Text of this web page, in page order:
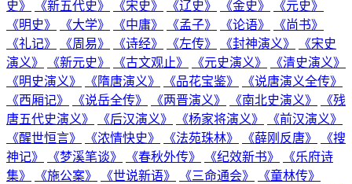
史》
《新五代史》 《宋史》 《辽史》 《金史》
《元史》
《明史》
《大学》 《中庸》 《孟子》 《论语》
《尚书》
《礼记》
《周易》 《诗经》 《左传》 《封神演义》
《宋史
演义》
《新元史》 《古文观止》 《元史演义》
《清史演义》
《明史演义》
《隋唐演义》 《品花宝鉴》
《说唐演义全传》
《西厢记》
《说岳全传》 《两晋演义》 《南北史演义》
《残
唐五代史演义》
《后汉演义》 《杨家将演义》
《前汉演义》
《醒世恒言》
《浓情快史》 《法苑珠林》 《薛刚反唐》
《搜
神记》
《梦溪笔谈》 《春秋外传》 《纪效新书》
《乐府诗
集》
《施公案》 《世说新语》 《三命通会》
《童林传》